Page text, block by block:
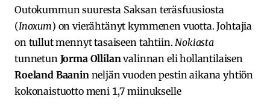
Outokummun suuresta Saksan teräsfuusiosta
(Inoxum) on vierähtänyt kymmenen vuotta. Johtajia
on tullut mennyt tasaiseen tahtiin. Nokiasta
tunnetun Jorma Ollilan valinnan eli hollantilaisen
Roeland Baanin neljän vuoden pestin aikana yhtiön
kokonaistuotto meni 1,7 miinukselle